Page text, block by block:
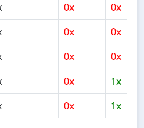
0x
0x
0x
0x
0x
0x
0x
1x
0x 1x